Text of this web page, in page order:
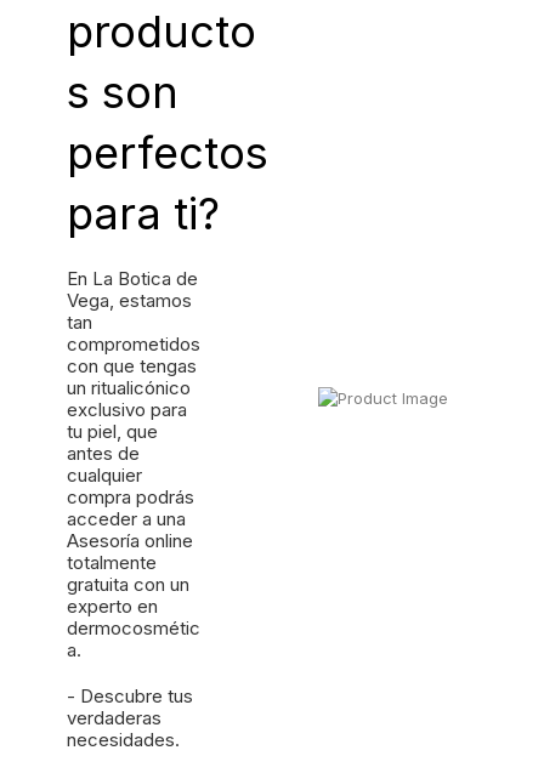
producto
s son
perfectos
para ti?
En La Botica de
Vega, estamos
tan
comprometidos
con que tengas
un ritualicónico
exclusivo para
tu piel, que
antes de
cualquier
compra podrás
acceder a una
Asesoría online
totalmente
gratuita con un
experto en
dermocosmétic
a.
- Descubre tus
verdaderas
necesidades.